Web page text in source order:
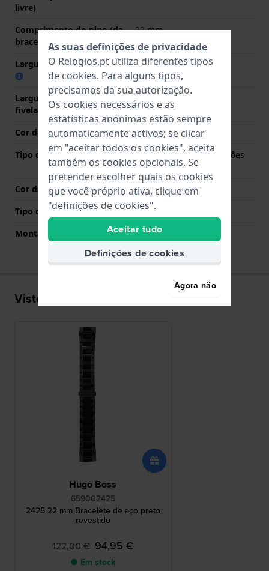
livre)
Comprimento do pino (da
bracelete)
22 mm
Largura das extremidades 22 mm
Largura da bracelete na
fivela
20 mm
Cor da bracelete
Preto
Tipo de Fecho
Fivela dobrável com botões
de pressão
Cor da fivela
Preto
Tipo de montagem
Pinos de pressão
Montagem Reta
Não
Visto recentemente
Hugo Boss
659002425
2425 22 mm Bracelete de aço preto
revestido
122,00 € 94,95 €
● Em stock
As suas definições de privacidade
O Relogios.pt utiliza diferentes tipos
de cookies. Para alguns tipos,
precisamos da sua autorização.
Os cookies necessários e as
estatísticas anónimas estão sempre
automaticamente activos; se clicar
em "aceitar todos os cookies", aceita
também os cookies opcionais. Se
pretender escolher quais os cookies
que você próprio ativa, clique em
"definições de cookies".
Aceitar tudo
Definições de cookies
Agora não